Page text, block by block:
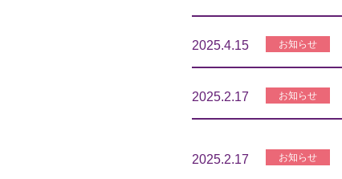
2025.4.15 お知らせ
2025.2.17 お知らせ
2025.2.17 お知らせ